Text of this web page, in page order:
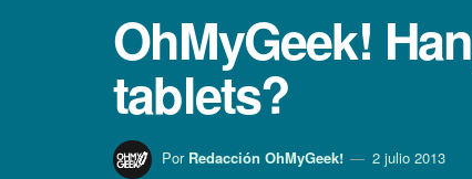
OhMyGeek!
tablets?
Por Redacción OhMyGeek! 2 julio 2013